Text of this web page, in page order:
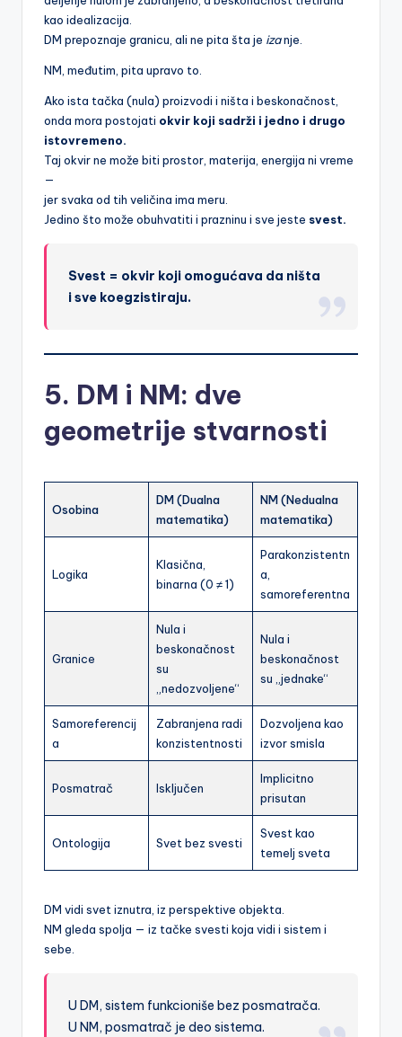
kao idealizacija.
DM prepoznaje granicu, ali ne pita šta je izanje.
NM, međutim, pita upravo to.
Ako ista tačka (nula) proizvodi i ništa i beskonačnost,
onda mora postojati okvir koji sadrži i jedno i drugo
istovremeno.
Taj okvir ne može biti prostor, materija, energija ni vreme
—
jer svaka od tih veličina ima meru.
Jedino što može obuhvatiti i prazninu i sve jeste svest.
Svest = okvir koji omogućava da ništa
i sve koegzistiraju.
5. DM i NM: dve
geometrije stvarnosti
Osobina
DM (Dualna
matematika)
NM (Nedualna
matematika)
Logika
Klasična,
binarna (0 ≠ 1)
Parakonzistentn
a,
samoreferentna
Granice
Nula i
beskonačnost
su
„nedozvoljene“
Nula i
beskonačnost
su „jednake“
Samoreferencij
a
Zabranjena radi
konzistentnosti
Dozvoljena kao
izvor smisla
Posmatrač Isključen
Implicitno
prisutan
Ontologija Svet bez svesti
Svest kao
temelj sveta
DM vidi svet iznutra, iz perspektive objekta.
NM gleda spolja — iz tačke svesti koja vidi i sistem i
sebe.
U DM, sistem funkcioniše bez posmatrača.
U NM, posmatrač je deo sistema.